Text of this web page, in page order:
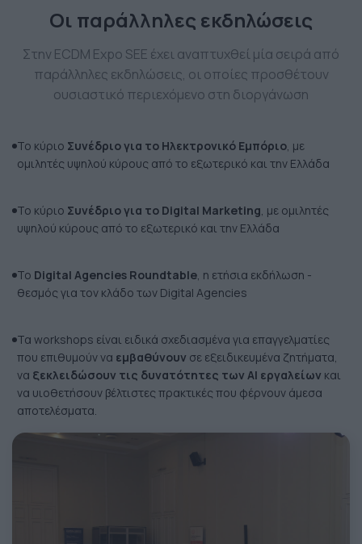
Οι παράλληλες εκδηλώσεις
Στην ECDM Expo SEE έχει αναπτυχθεί μία σειρά από
παράλληλες εκδηλώσεις, οι οποίες προσθέτουν
ουσιαστικό περιεχόμενο στη διοργάνωση
Το κύριο Συνέδριο για το Ηλεκτρονικό Εμπόριο , με
ομιλητές υψηλού κύρους από το εξωτερικό και την Ελλάδα
Το κύριο Συνέδριο για το Digital Marketing , με ομιλητές
υψηλού κύρους από το εξωτερικό και την Ελλάδα
Το Digital Agencies Roundtable , η ετήσια εκδήλωση -
θεσμός για τον κλάδο των Digital Agencies
Τα workshops είναι ειδικά σχεδιασμένα για επαγγελματίες
που επιθυμούν να εμβαθύνουν σε εξειδικευμένα ζητήματα,
να ξεκλειδώσουν τις δυνατότητες των AI εργαλείων και
να υιοθετήσουν βέλτιστες πρακτικές που φέρνουν άμεσα
αποτελέσματα.